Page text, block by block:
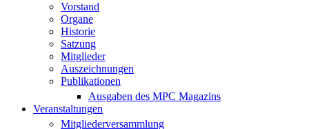
Vorstand
Organe
Historie
Satzung
Mitglieder
Auszeichnungen
Publikationen
Ausgaben des MPC Magazins
Veranstaltungen
Mitgliederversammlung